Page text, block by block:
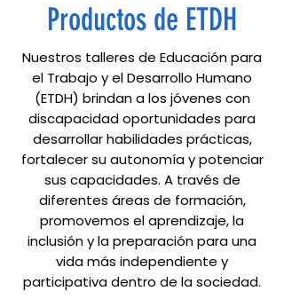
Productos de ETDH
Nuestros talleres de Educación para
el Trabajo y el Desarrollo Humano
(ETDH) brindan a los jóvenes con
discapacidad oportunidades para
desarrollar habilidades prácticas,
fortalecer su autonomía y potenciar
sus capacidades. A través de
diferentes áreas de formación,
promovemos el aprendizaje, la
inclusión y la preparación para una
vida más independiente y
participativa dentro de la sociedad.